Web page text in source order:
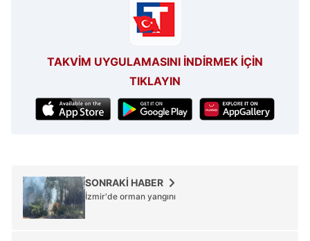
TAKVİM UYGULAMASINI İNDİRMEK İÇİN
TIKLAYIN
SONRAKİ HABER
İzmir'de orman yangını